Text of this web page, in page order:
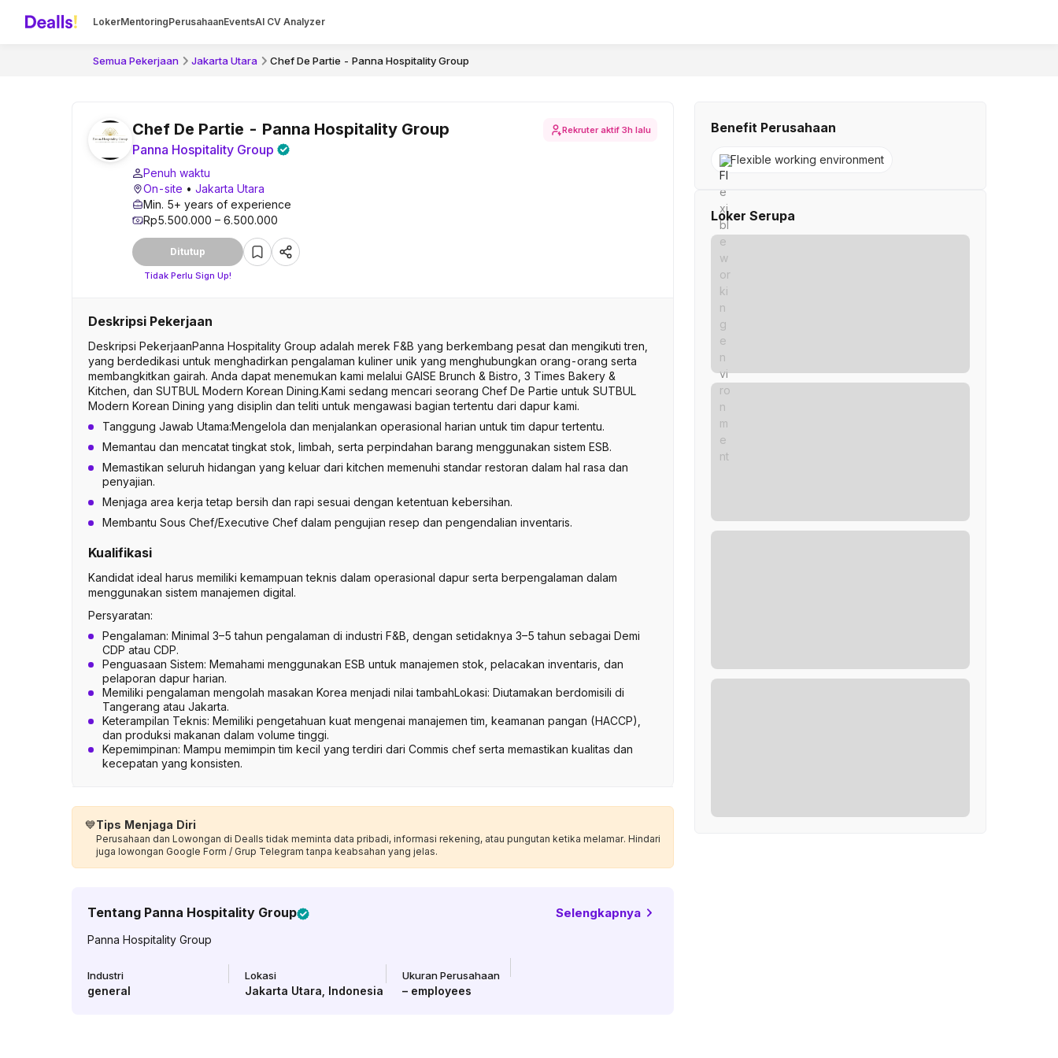
LokerMentoringPerusahaanEventsAI CV Analyzer
Semua Pekerjaan Jakarta Utara Chef De Partie - Panna Hospitality Group
Chef De Partie - Panna Hospitality Group
Panna Hospitality Group
Penuh waktu
On-site • Jakarta Utara
Min. 5+ years of experience
Rp5.500.000 – 6.500.000
Ditutup
Tidak Perlu Sign Up!
Rekruter aktif 3h lalu
Deskripsi Pekerjaan
Deskripsi PekerjaanPanna Hospitality Group adalah merek F&B yang berkembang pesat dan mengikuti tren,
yang berdedikasi untuk menghadirkan pengalaman kuliner unik yang menghubungkan orang-orang serta
membangkitkan gairah. Anda dapat menemukan kami melalui GAISE Brunch & Bistro, 3 Times Bakery &
Kitchen, dan SUTBUL Modern Korean Dining.Kami sedang mencari seorang Chef De Partie untuk SUTBUL
Modern Korean Dining yang disiplin dan teliti untuk mengawasi bagian tertentu dari dapur kami.
Tanggung Jawab Utama:Mengelola dan menjalankan operasional harian untuk tim dapur tertentu.
Memantau dan mencatat tingkat stok, limbah, serta perpindahan barang menggunakan sistem ESB.
Memastikan seluruh hidangan yang keluar dari kitchen memenuhi standar restoran dalam hal rasa dan
penyajian.
Menjaga area kerja tetap bersih dan rapi sesuai dengan ketentuan kebersihan.
Membantu Sous Chef/Executive Chef dalam pengujian resep dan pengendalian inventaris.
Kualifikasi
Kandidat ideal harus memiliki kemampuan teknis dalam operasional dapur serta berpengalaman dalam
menggunakan sistem manajemen digital.
Persyaratan:
Pengalaman: Minimal 3–5 tahun pengalaman di industri F&B, dengan setidaknya 3–5 tahun sebagai Demi
CDP atau CDP.
Penguasaan Sistem: Memahami menggunakan ESB untuk manajemen stok, pelacakan inventaris, dan
pelaporan dapur harian.
Memiliki pengalaman mengolah masakan Korea menjadi nilai tambahLokasi: Diutamakan berdomisili di
Tangerang atau Jakarta.
Keterampilan Teknis: Memiliki pengetahuan kuat mengenai manajemen tim, keamanan pangan (HACCP),
dan produksi makanan dalam volume tinggi.
Kepemimpinan: Mampu memimpin tim kecil yang terdiri dari Commis chef serta memastikan kualitas dan
kecepatan yang konsisten.
💙Tips Menjaga Diri
Perusahaan dan Lowongan di Dealls tidak meminta data pribadi, informasi rekening, atau pungutan ketika melamar. Hindari
juga lowongan Google Form / Grup Telegram tanpa keabsahan yang jelas.
Tentang Panna Hospitality Group Selengkapnya
Panna Hospitality Group
Industri
general
Lokasi
Jakarta Utara Indonesia
Ukuran Perusahaan
– employees
Benefit Perusahaan
Flexible working environment
Loker Serupa